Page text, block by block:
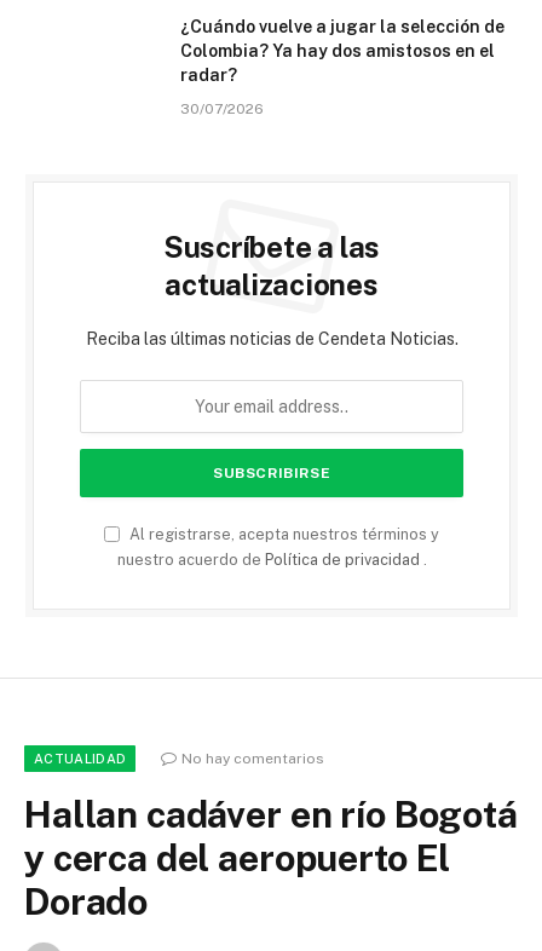
¿Cuándo vuelve a jugar la selección de
Colombia? Ya hay dos amistosos en el
radar?
30/07/2026
Suscríbete a las
actualizaciones
Reciba las últimas noticias de Cendeta Noticias.
Al registrarse, acepta nuestros términos y
nuestro acuerdo de Política de privacidad
ACTUALIDAD No hay comentarios
Hallan cadáver en río Bogotá
y cerca del aeropuerto El
Dorado